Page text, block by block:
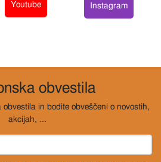
Youtube Instagram
obvestila
obvestila in bodite obveščeni o novostih,
akcijah, ...